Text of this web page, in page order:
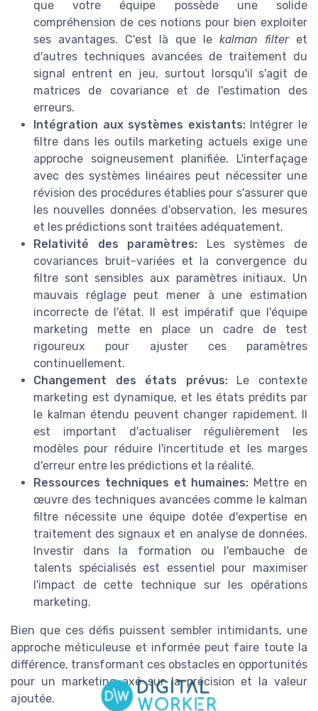
que votre équipe possède une solide
compréhension de ces notions pour bien exploiter
ses avantages. C'est là que le kalman filteret
d'autres techniques avancées de traitement du
signal entrent en jeu, surtout lorsqu'il s'agit de
matrices de covariance et de l'estimation des
erreurs.
Intégration aux systèmes existants:Intégrer le
filtre dans les outils marketing actuels exige une
approche soigneusement planifiée. L'interfaçage
avec des systèmes linéaires peut nécessiter une
révision des procédures établies pour s'assurer que
les nouvelles données d'observation, les mesures
et les prédictions sont traitées adéquatement.
Relativité des paramètres: Les systèmes de
covariances bruit-variées et la convergence du
filtre sont sensibles aux paramètres initiaux. Un
mauvais réglage peut mener à une estimation
incorrecte de l'état. Il est impératif que l'équipe
marketing mette en place un cadre de test
rigoureux pour ajuster ces paramètres
continuellement.
Changement des états prévus:Le contexte
marketing est dynamique, et les états prédits par
le kalman étendu peuvent changer rapidement. Il
est important d'actualiser régulièrement les
modèles pour réduire l'incertitude et les marges
d'erreur entre les prédictions et la réalité.
Ressources techniques et humaines: Mettre en
œuvre des techniques avancées comme le kalman
filtre nécessite une équipe dotée d'expertise en
traitement des signaux et en analyse de données.
Investir dans la formation ou l'embauche de
talents spécialisés est essentiel pour maximiser
l'impact de cette technique sur les opérations
marketing.
Bien que ces défis puissent sembler intimidants, une
approche méticuleuse et informée peut faire toute la
différence, transformant ces obstacles en opportunités
pour un marketing axé sur la précision et la valeur
ajoutée.
solutions IA pour
générer des leads de
qualité
Digital Worker — 2026
Téléchargez gratuitement le livre
blanc
➔ Télécharger
*En remplissant ce formulaire, j’accepte d’être
contacté(e) à des fins commerciales par Digital Worker et
ses partenaires.